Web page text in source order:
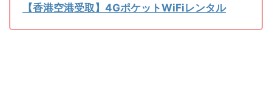
【香港空港受取】4GポケットWiFiレンタル